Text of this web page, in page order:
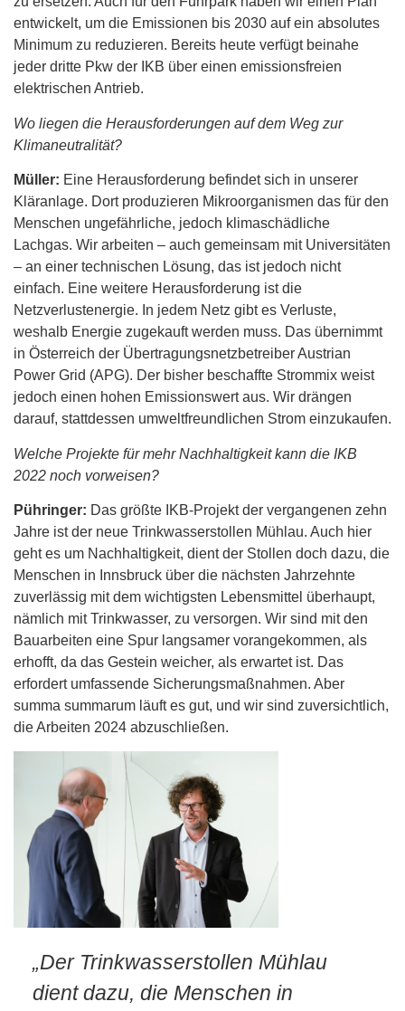
entwickelt, um die Emissionen bis 2030 auf ein absolutes
Minimum zu reduzieren. Bereits heute verfügt beinahe
jeder dritte Pkw der IKB über einen emissionsfreien
elektrischen Antrieb.
Wo liegen die Herausforderungen auf dem Weg zur
Klimaneutralität?
Müller: Eine Herausforderung befindet sich in unserer
Kläranlage. Dort produzieren Mikroorganismen das für den
Menschen ungefährliche, jedoch klimaschädliche
Lachgas. Wir arbeiten – auch gemeinsam mit Universitäten
– an einer technischen Lösung, das ist jedoch nicht
einfach. Eine weitere Herausforderung ist die
Netzverlustenergie. In jedem Netz gibt es Verluste,
weshalb Energie zugekauft werden muss. Das übernimmt
in Österreich der Übertragungsnetzbetreiber Austrian
Power Grid (APG). Der bisher beschaffte Strommix weist
jedoch einen hohen Emissionswert aus. Wir drängen
darauf, stattdessen umweltfreundlichen Strom einzukaufen.
Welche Projekte für mehr Nachhaltigkeit kann die IKB
2022 noch vorweisen?
Pühringer: Das größte IKB-Projekt der vergangenen zehn
Jahre ist der neue Trinkwasserstollen Mühlau. Auch hier
geht es um Nachhaltigkeit, dient der Stollen doch dazu, die
Menschen in Innsbruck über die nächsten Jahrzehnte
zuverlässig mit dem wichtigsten Lebensmittel überhaupt,
nämlich mit Trinkwasser, zu versorgen. Wir sind mit den
Bauarbeiten eine Spur langsamer vorangekommen, als
erhofft, da das Gestein weicher, als erwartet ist. Das
erfordert umfassende Sicherungsmaßnahmen. Aber
summa summarum läuft es gut, und wir sind zuversichtlich,
die Arbeiten 2024 abzuschließen.
„Der Trinkwasserstollen Mühlau
dient dazu, die Menschen in